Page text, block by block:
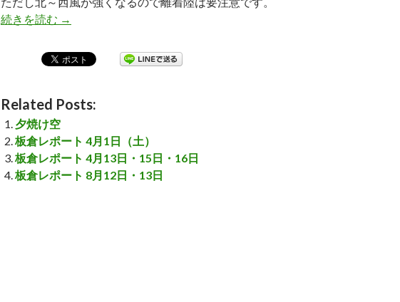
続きを読む 今日はグライダー曳航します！
→
Related Posts:
夕焼け空
板倉レポート 4月1日（土）
板倉レポート 4月13日・15日・16日
板倉レポート 8月12日・13日